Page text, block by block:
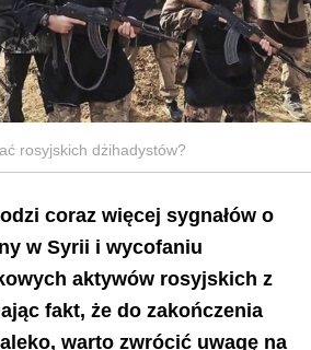
rosyjskich dżihadystów?
coraz więcej sygnałów o
w Syrii i wycofaniu
aktywów rosyjskich z
fakt, że do zakończenia
warto zwrócić uwagę na